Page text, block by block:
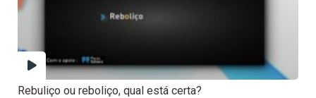
Rebuliço ou reboliço, qual está certa?